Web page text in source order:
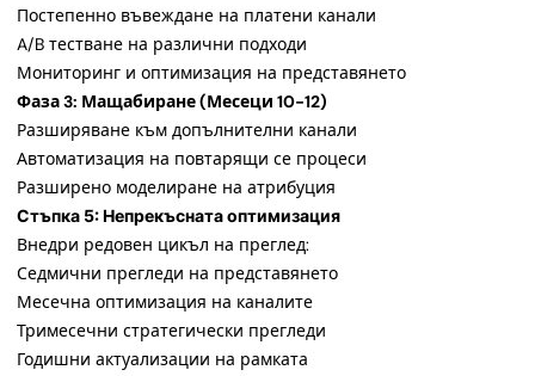
Постепенно въвеждане на платени канали
A/B тестване на различни подходи
Мониторинг и оптимизация на представянето
Фаза 3: Мащабиране (Месеци 10-12)
Разширяване към допълнителни канали
Автоматизация на повтарящи се процеси
Разширено моделиране на атрибуция
Стъпка 5: Непрекъсната оптимизация
Внедри редовен цикъл на преглед:
Седмични прегледи на представянето
Месечна оптимизация на каналите
Тримесечни стратегически прегледи
Годишни актуализации на рамката